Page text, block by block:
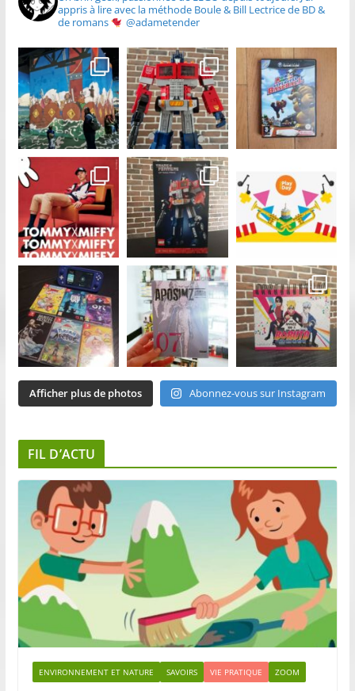
appris à lire avec la méthode Boule & Bill Lectrice de BD &
de romans
@adametender
Afficher plus de photos Abonnez-vous sur Instagram
FIL D’ACTU
ENVIRONNEMENT ET NATURE SAVOIRS VIE PRATIQUE ZOOM